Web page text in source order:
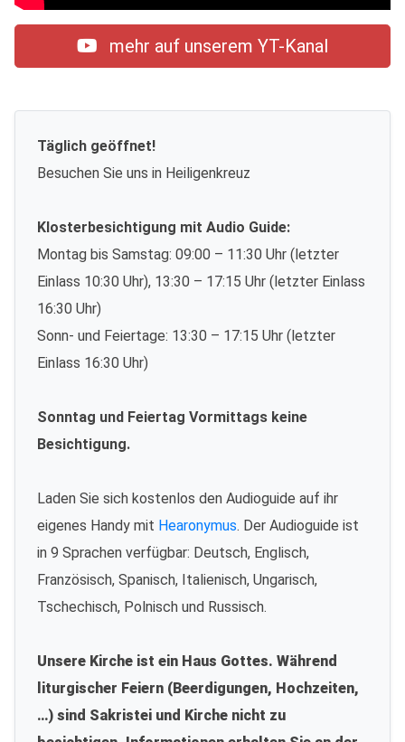
mehr auf unserem YT-Kanal
Täglich geöffnet!
Besuchen Sie uns in Heiligenkreuz
Klosterbesichtigung mit Audio Guide:
Montag bis Samstag: 09:00 – 11:30 Uhr (letzter
Einlass 10:30 Uhr), 13:30 – 17:15 Uhr (letzter Einlass
16:30 Uhr)
Sonn- und Feiertage: 13:30 – 17:15 Uhr (letzter
Einlass 16:30 Uhr)
Sonntag und Feiertag Vormittags keine
Besichtigung.
Laden Sie sich kostenlos den Audioguide auf ihr
eigenes Handy mit Hearonymus. Der Audioguide ist
in 9 Sprachen verfügbar: Deutsch, Englisch,
Französisch, Spanisch, Italienisch, Ungarisch,
Tschechisch, Polnisch und Russisch.
Unsere Kirche ist ein Haus Gottes. Während
liturgischer Feiern (Beerdigungen, Hochzeiten,
…) sind Sakristei und Kirche nicht zu